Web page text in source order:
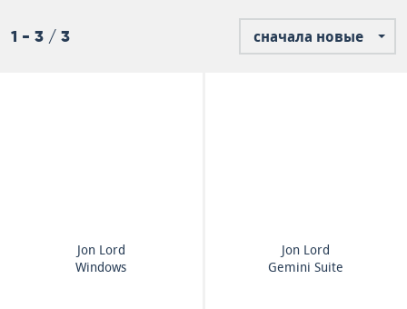
1 - 3 / 3 сначала новые
Jon Lord
Windows
Jon Lord
Gemini Suite